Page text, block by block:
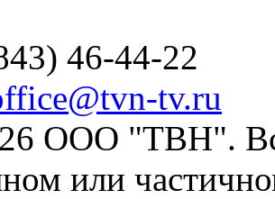
46-44-22
tv.ru
ООО "ТВН".
или